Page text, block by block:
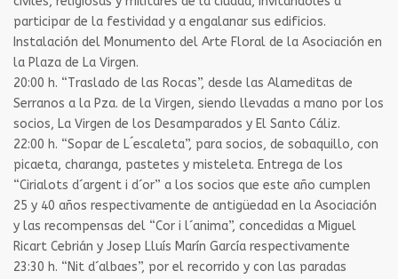
participar de la festividad y a engalanar sus edificios.
Instalación del Monumento del Arte Floral de la Asociación en
la Plaza de La Virgen.
20:00 h. “Traslado de las Rocas”, desde las Alameditas de
Serranos a la Pza. de la Virgen, siendo llevadas a mano por los
socios, La Virgen de los Desamparados y El Santo Cáliz.
22:00 h. “Sopar de L´escaleta”, para socios, de sobaquillo, con
picaeta, charanga, pastetes y misteleta. Entrega de los
“Cirialots d´argent i d´or” a los socios que este año cumplen
25 y 40 años respectivamente de antigüedad en la Asociación
y las recompensas del “Cor i l´anima”, concedidas a Miguel
Ricart Cebrián y Josep Lluís Marín García respectivamente
23:30 h. “Nit d´albaes”, por el recorrido y con las paradas